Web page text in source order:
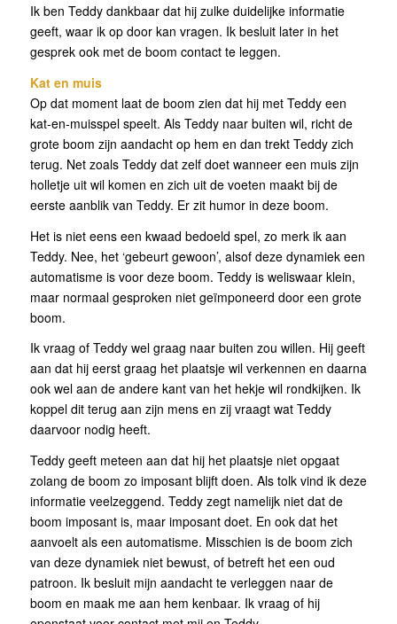
Ik ben Teddy dankbaar dat hij zulke duidelijke informatie
geeft, waar ik op door kan vragen. Ik besluit later in het
gesprek ook met de boom contact te leggen.
Kat en muis
Op dat moment laat de boom zien dat hij met Teddy een
kat-en-muisspel speelt. Als Teddy naar buiten wil, richt de
grote boom zijn aandacht op hem en dan trekt Teddy zich
terug. Net zoals Teddy dat zelf doet wanneer een muis zijn
holletje uit wil komen en zich uit de voeten maakt bij de
eerste aanblik van Teddy. Er zit humor in deze boom.
Het is niet eens een kwaad bedoeld spel, zo merk ik aan
Teddy. Nee, het ‘gebeurt gewoon’, alsof deze dynamiek een
automatisme is voor deze boom. Teddy is weliswaar klein,
maar normaal gesproken niet geïmponeerd door een grote
boom.
Ik vraag of Teddy wel graag naar buiten zou willen. Hij geeft
aan dat hij eerst graag het plaatsje wil verkennen en daarna
ook wel aan de andere kant van het hekje wil rondkijken. Ik
koppel dit terug aan zijn mens en zij vraagt wat Teddy
daarvoor nodig heeft.
Teddy geeft meteen aan dat hij het plaatsje niet opgaat
zolang de boom zo imposant blijft doen. Als tolk vind ik deze
informatie veelzeggend. Teddy zegt namelijk niet dat de
boom imposant is, maar imposant doet. En ook dat het
aanvoelt als een automatisme. Misschien is de boom zich
van deze dynamiek niet bewust, of betreft het een oud
patroon. Ik besluit mijn aandacht te verleggen naar de
boom en maak me aan hem kenbaar. Ik vraag of hij